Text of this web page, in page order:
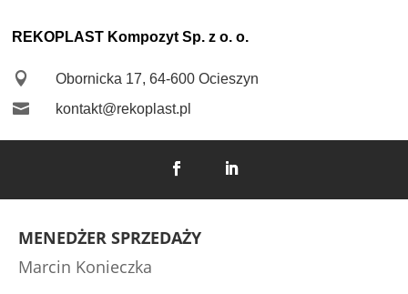
REKOPLAST Kompozyt Sp. z o. o.
 Obornicka 17, 64-600 Ocieszyn
 kontakt@rekoplast.pl
MENEDŻER SPRZEDAŻY
Marcin Konieczka